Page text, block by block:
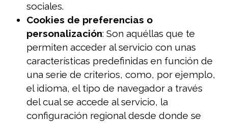
sociales.
Cookies de preferencias o
personalización: Son aquéllas que te
permiten acceder al servicio con unas
características predefinidas en función de
una serie de criterios, como, por ejemplo,
el idioma, el tipo de navegador a través
del cual se accede al servicio, la
configuración regional desde donde se